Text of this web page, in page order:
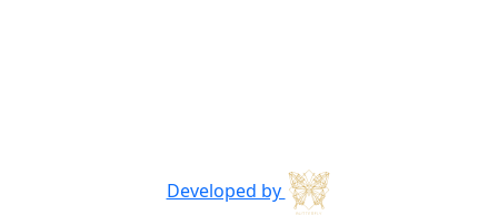
Developed by